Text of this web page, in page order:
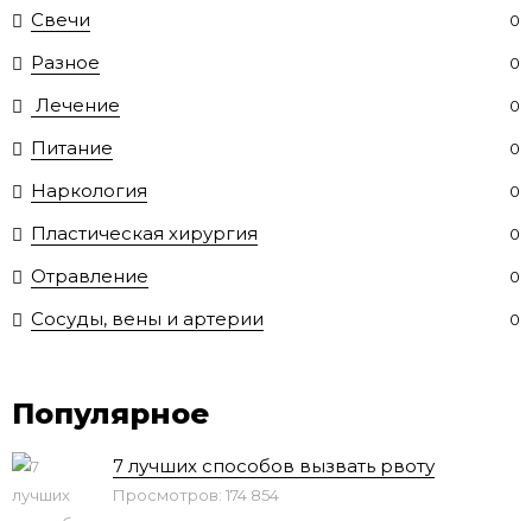
Свечи 0
Разное 0
Лечение 0
Питание 0
Наркология 0
Пластическая хирургия 0
Отравление 0
Сосуды, вены и артерии 0
Популярное
7 лучших способов вызвать рвоту
Просмотров: 174 854